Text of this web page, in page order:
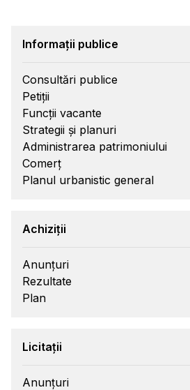
Informații publice
Consultări publice
Petiții
Funcții vacante
Strategii și planuri
Administrarea patrimoniului
Comerț
Planul urbanistic general
Achiziții
Anunțuri
Rezultate
Plan
Licitații
Anunțuri